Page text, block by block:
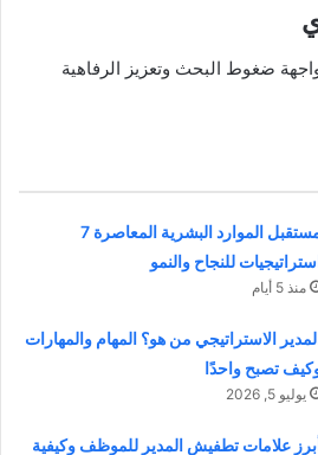
ضغوط البحث وتعزيز الرفاهية
مستقبل الموارد البشرية المعاصرة 7
للنجاح والنمو
منذ 5 أيام
الاستراتيجي من هو؟ المهام والمهارات
تصبح واحدًا
يوليو 5, 2026
علامات تطفيش المدير للموظف وكيفية